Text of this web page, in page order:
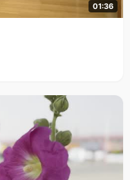
01:36